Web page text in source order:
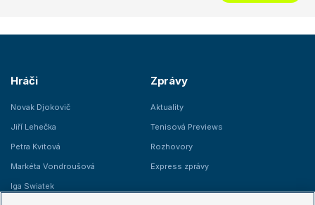
Hráči
Novak Djokovič
Jiří Lehečka
Petra Kvitová
Markéta Vondroušová
Iga Swiatek
Zprávy
Aktuality
Tenisová Previews
Rozhovory
Express zprávy